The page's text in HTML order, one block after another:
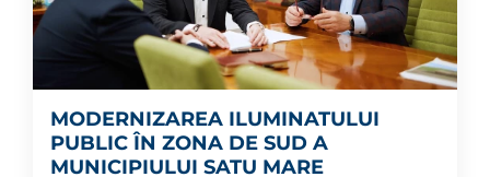
MODERNIZAREA ILUMINATULUI
PUBLIC ÎN ZONA DE SUD A
MUNICIPIULUI SATU MARE